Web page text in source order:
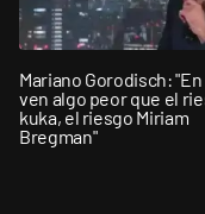
Mariano Gorodisch:
ven algo peor que el
kuka, el riesgo Miriam
Bregman"